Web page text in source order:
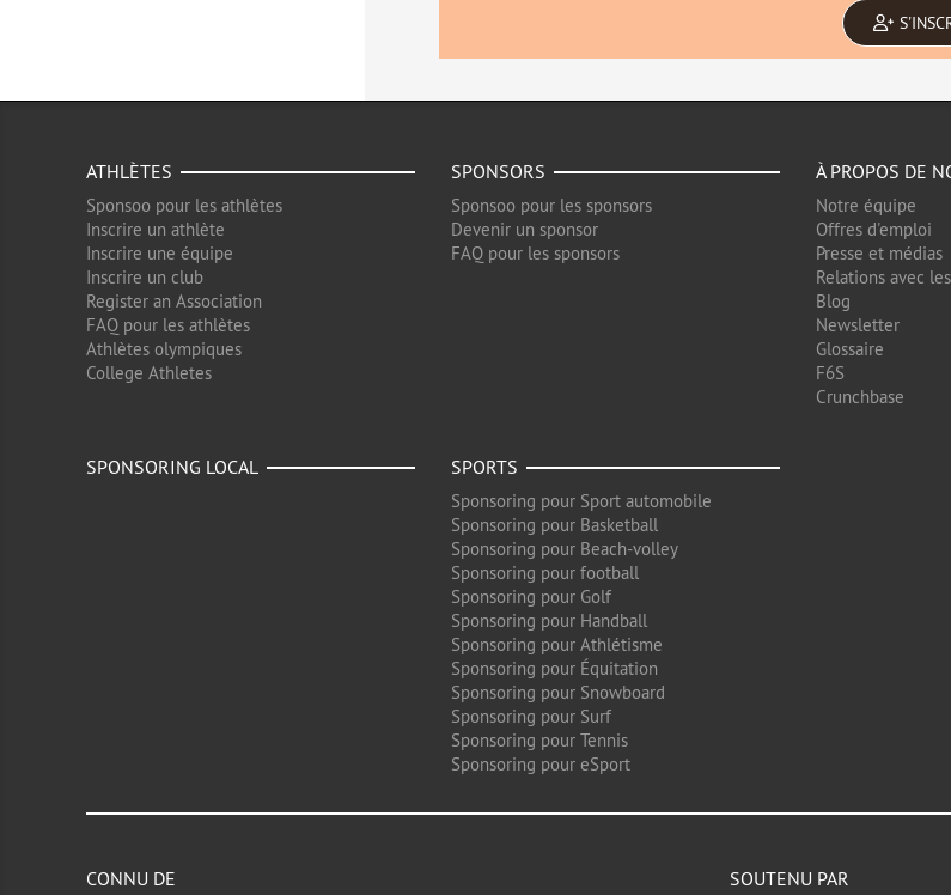
ATHLÈTES
Sponsoo pour les athlètes
Inscrire un athlète
Inscrire une équipe
Inscrire un club
Register an Association
FAQ pour les athlètes
Athlètes olympiques
College Athletes
SPONSORS
Sponsoo pour les sponsors
Devenir un sponsor
FAQ pour les sponsors
À PROPOS DE
Notre équipe
Offres d'emploi
Presse et médias
Relations avec
Blog
Newsletter
Glossaire
F6S
Crunchbase
SPONSORING LOCAL SPORTS
Sponsoring pour Sport automobile
Sponsoring pour Basketball
Sponsoring pour Beach-volley
Sponsoring pour football
Sponsoring pour Golf
Sponsoring pour Handball
Sponsoring pour Athlétisme
Sponsoring pour Équitation
Sponsoring pour Snowboard
Sponsoring pour Surf
Sponsoring pour Tennis
Sponsoring pour eSport
CONNU DE SOUTENU PAR